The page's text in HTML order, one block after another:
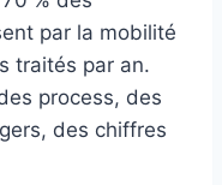
par la mobilité
traités par an.
process, des
des chiffres